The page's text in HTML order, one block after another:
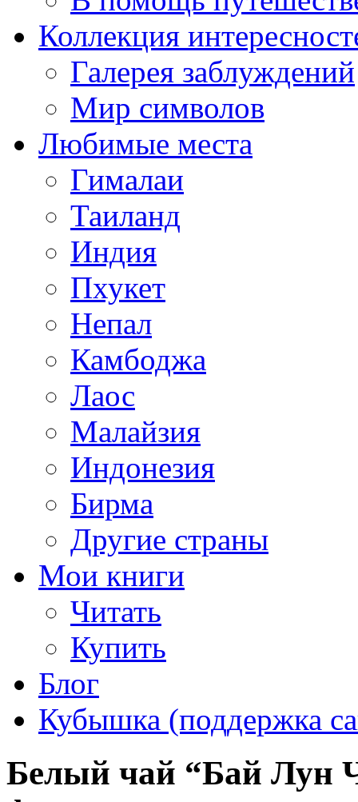
Коллекция
Галерея заблуждений
Мир символов
Любимые места
Гималаи
Таиланд
Индия
Пхукет
Непал
Камбоджа
Лаос
Малайзия
Индонезия
Бирма
Другие страны
Мои книги
Читать
Купить
Блог
Кубышка (поддержка
Белый чай “Бай Лун